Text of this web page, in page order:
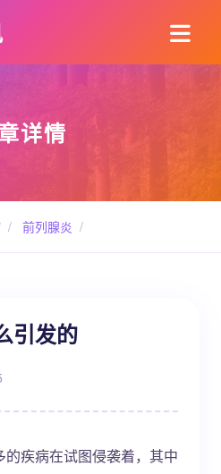
详情
/ 前列腺炎 /
引发的
疾病在试图侵袭着，其中